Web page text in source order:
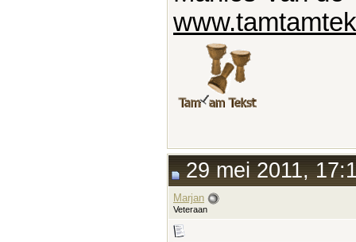
29 mei 2011,
Marjan
Veteraan